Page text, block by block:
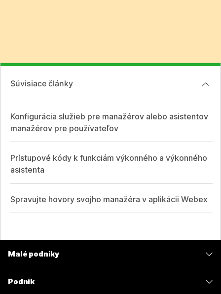
Súvisiace články
Konfigurácia služieb pre manažérov alebo asistentov
manažérov pre používateľov
Prístupové kódy k funkciám výkonného a výkonného
asistenta
Spravujte hovory svojho manažéra v aplikácii Webex
Malé podniky
Podnik